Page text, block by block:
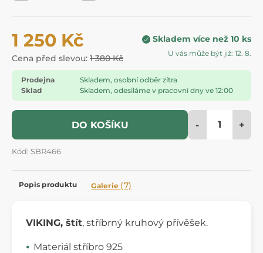
1 250 Kč
Cena před slevou: 1 380 Kč
Skladem více než 10 ks
U vás může být již: 12. 8.
Prodejna
Skladem, osobní odběr zítra
Sklad
Skladem, odesíláme v pracovní dny ve 12:00
DO KOŠÍKU - +
Kód: SBR466
Popis produktu Galerie (7)
VIKING, štít, stříbrný kruhový přívěšek.
Materiál stříbro 925